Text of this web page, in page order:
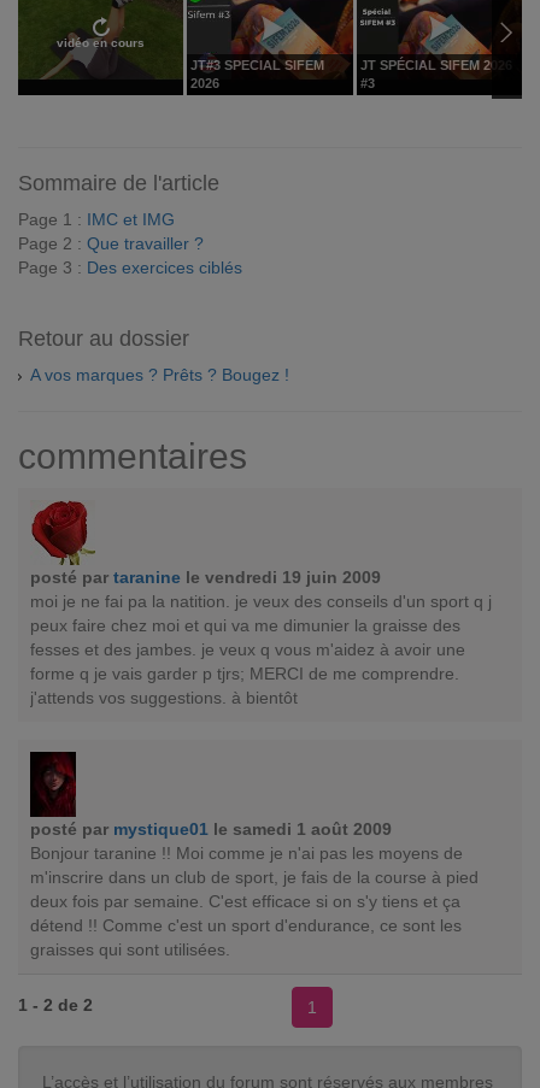
vidéo en cours
JT#3 SPECIAL SIFEM
2026
JT SPÉCIAL SIFEM 2026
#3
Sommaire de l'article
Page 1 : IMC et IMG
Page 2 : Que travailler ?
Page 3 : Des exercices ciblés
Retour au dossier
A vos marques ? Prêts ? Bougez !
commentaires
posté par taranine le vendredi 19 juin 2009
moi je ne fai pa la natition. je veux des conseils d'un sport q j
peux faire chez moi et qui va me dimunier la graisse des
fesses et des jambes. je veux q vous m'aidez à avoir une
forme q je vais garder p tjrs; MERCI de me comprendre.
j'attends vos suggestions. à bientôt
posté par mystique01 le samedi 1 août 2009
Bonjour taranine !! Moi comme je n'ai pas les moyens de
m'inscrire dans un club de sport, je fais de la course à pied
deux fois par semaine. C'est efficace si on s'y tiens et ça
détend !! Comme c'est un sport d'endurance, ce sont les
graisses qui sont utilisées.
1 - 2 de 2 1
L’accès et l’utilisation du forum sont réservés aux membres